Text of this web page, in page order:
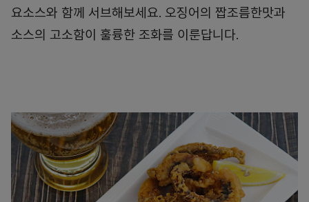
요소스와 함께 서브해보세요. 오징어의 짭조름한맛과
소스의 고소함이 훌륭한 조화를 이룬답니다.